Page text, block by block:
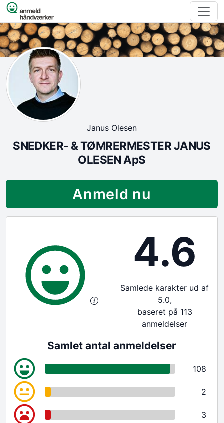
Spring til indhold
Janus Olesen
SNEDKER- & TØMRERMESTER JANUS
OLESEN ApS
Anmeld nu
4.6
Samlede karakter ud af
5.0,
baseret på 113
anmeldelser
Samlet antal anmeldelser
108
2
3